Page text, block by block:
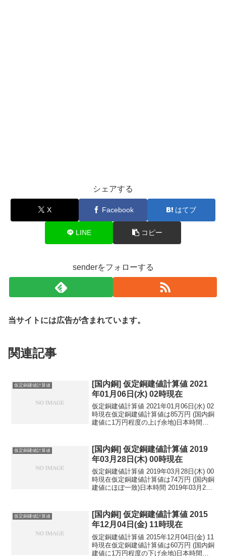
シェアする
X Facebook はてブ
LINE コピー
senderをフォローする
当サイトには広告が含まれています。
関連記事
仮定銅建値計算値
[国内銅] 仮定銅建値計算値 2021
年01月06日(水) 02時現在
仮定銅建値計算値 2021年01月06日(水) 02
時現在仮定銅建値計算値は85万円 (国内銅
建値に1万円程度の上げ余地)日本時間
民元：1...
仮定銅建値計算値
[国内銅] 仮定銅建値計算値 2019
年03月28日(木) 00時現在
仮定銅建値計算値 2019年03月28日(木) 00
時現在仮定銅建値計算値は74万円 (国内銅
建値にほぼ一致)日本時間 2019年03月28
円...
仮定銅建値計算値
[国内銅] 仮定銅建値計算値 2015
年12月04日(金) 11時現在
仮定銅建値計算値 2015年12月04日(金) 11
時現在仮定銅建値計算値は60万円 (国内銅
建値に1万円程度の下げ余地)日本時間